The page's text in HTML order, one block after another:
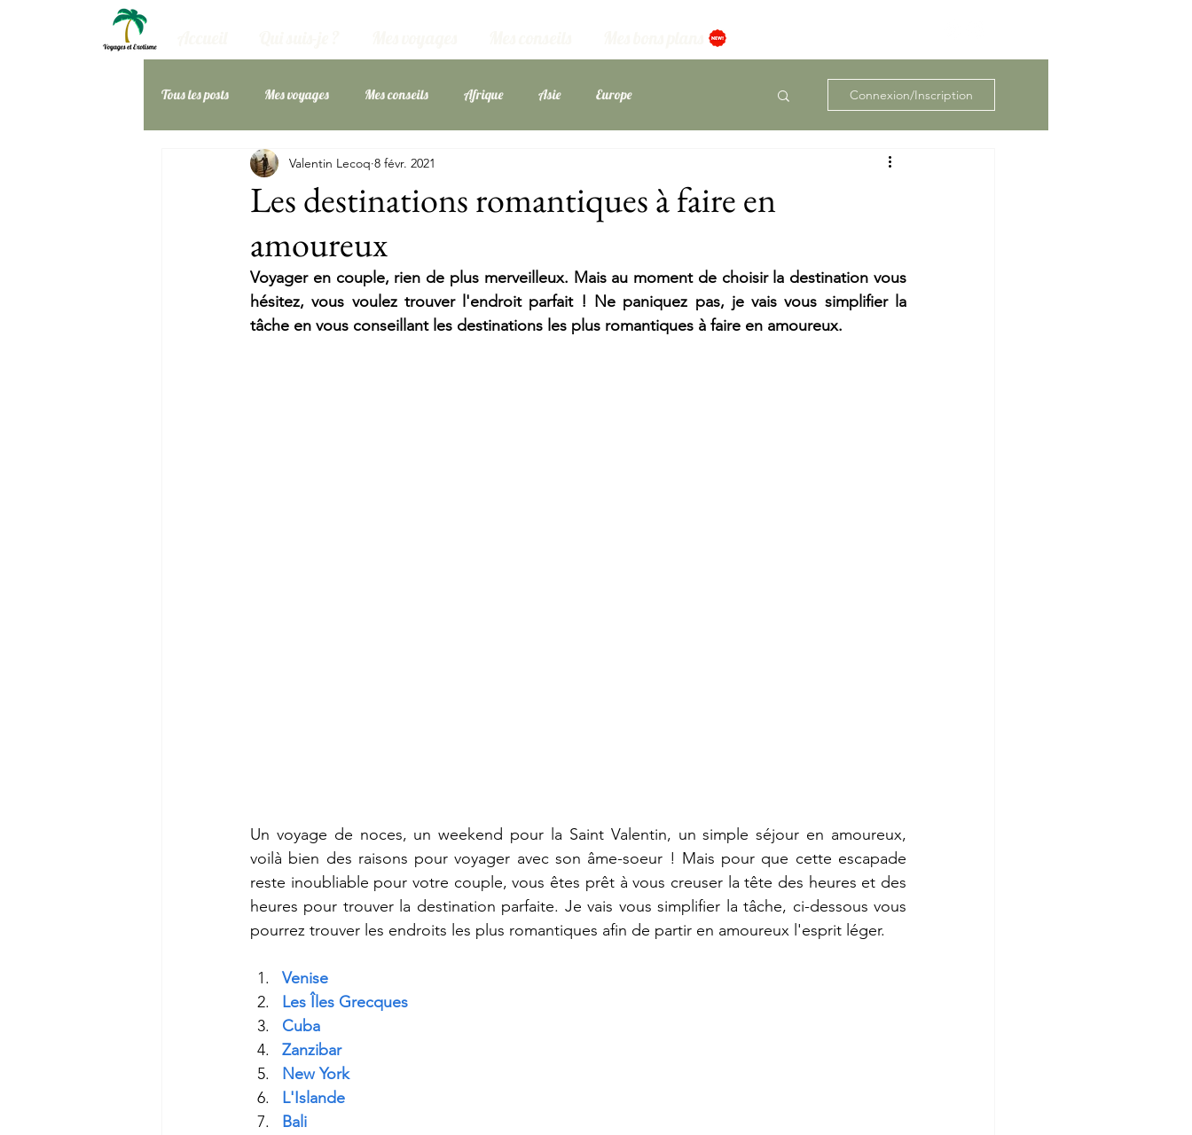
Tous les posts Mes voyages Mes conseils Afrique Asie Europe
Amérique du Nord Mes Bons Plans
Connexion/Inscription
Les destinations romantiques à faire en
amoureux
Valentin Lecoq 8 févr. 2021
Voyager en couple, rien de plus merveilleux. Mais au moment de choisir la destination vous
hésitez, vous voulez trouver l'endroit parfait ! Ne paniquez pas, je vais vous simplifier la
tâche en vous conseillant les destinations les plus romantiques à faire en amoureux.
Un voyage de noces, un weekend pour la Saint Valentin, un simple séjour en amoureux,
voilà bien des raisons pour voyager avec son âme-soeur ! Mais pour que cette escapade
reste inoubliable pour votre couple, vous êtes prêt à vous creuser la tête des heures et des
heures pour trouver la destination parfaite. Je vais vous simplifier la tâche, ci-dessous vous
pourrez trouver les endroits les plus romantiques afin de partir en amoureux l'esprit léger.
Venise
Les Îles Grecques
Cuba
Zanzibar
New York
L'Islande
Bali